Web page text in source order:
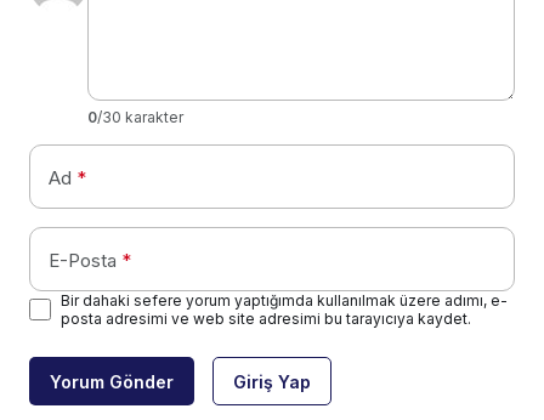
0/30 karakter
Ad *
E-Posta *
Bir dahaki sefere yorum yaptığımda kullanılmak üzere adımı, e-
posta adresimi ve web site adresimi bu tarayıcıya kaydet.
Yorum Gönder Giriş Yap